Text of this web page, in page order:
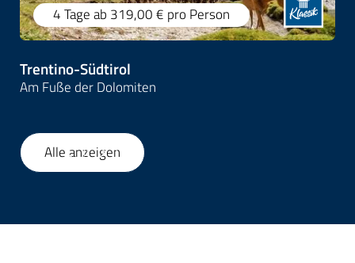
4 Tageab 319,00 € pro Person
Trentino-Südtirol
Am Fuße der Dolomiten
1 55
Alle anzeigen